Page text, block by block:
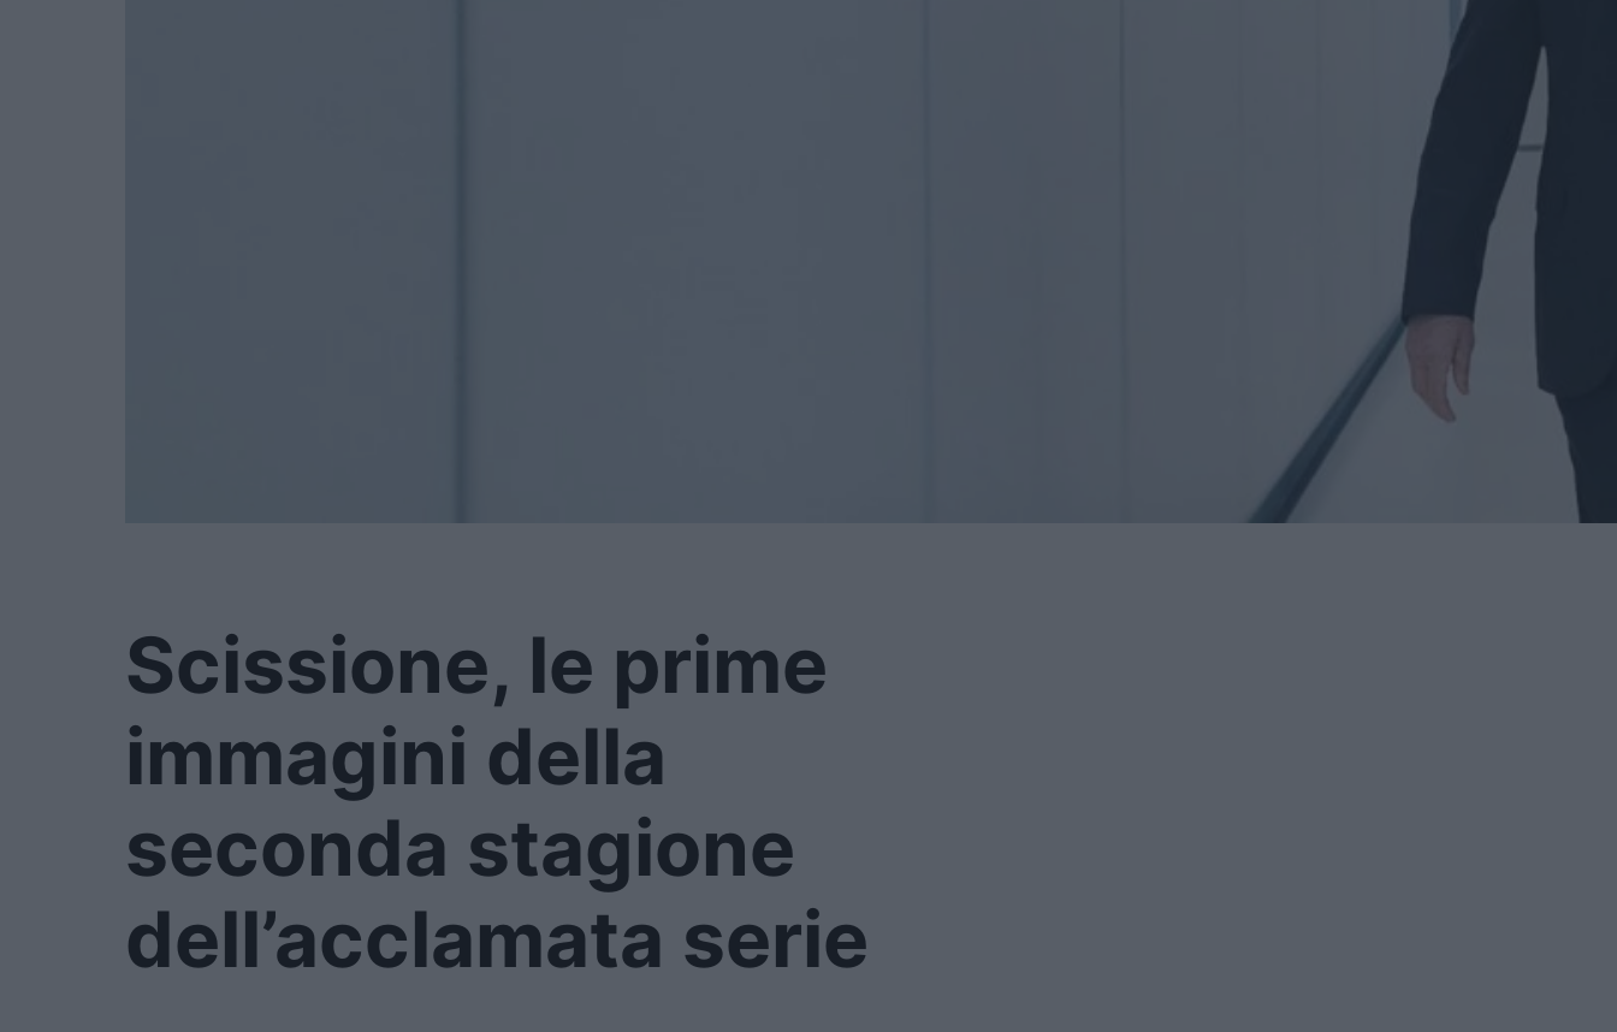
Scissione, le prime
immagini della
seconda stagione
dell’acclamata serie